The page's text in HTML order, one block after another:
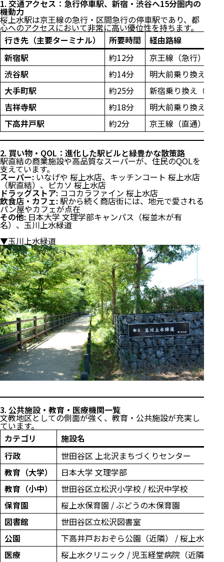
1. 交通アクセス：急行停車駅、新宿・渋谷へ15分圏内の
機動力
桜上水駅は京王線の急行・区間急行の停車駅であり、都
心へのアクセスにおいて非常に高い優位性を持ちます。
行き先（主要ターミナル）
所要時間
経由路線
新宿駅
約12分
京王線（急行）
渋谷駅
約14分
明大前乗り換え（
大手町駅
約25分
新宿乗り換え（都
吉祥寺駅
約18分
明大前乗り換え（
下高井戸駅
約2分 京王線（直通）
2. 買い物・QOL：進化した駅ビルと緑豊かな散策路
駅直結の商業施設や高品質なスーパーが、住民のQOLを
支えています。
スーパー:いなげや 桜上水店、キッチンコート 桜上水店
（駅直結）、ピカソ 桜上水店
ドラッグストア: ココカラファイン 桜上水店
飲食店・カフェ:駅から続く商店街には、地元で愛される
パン屋やカフェが点在
その他:日本大学 文理学部キャンパス（桜並木が有
名）、玉川上水緑道
▼玉川上水緑道
3. 公共施設・教育・医療機関一覧
文教地区としての側面が強く、教育・公共施設が充実し
ています。
カテゴリ
施設名
行政
世田谷区 上北沢まちづくりセンター
教育（大学）
日本大学 文理学部
教育（小中）
世田谷区立松沢小学校 / 松沢中学校
保育園
桜上水保育園 / ぶどうの木保育園
図書館
世田谷区立松沢図書室
公園
下高井戸おおぞら公園（近隣） / 桜上水公園
医療
桜上水クリニック / 児玉経堂病院（近隣）